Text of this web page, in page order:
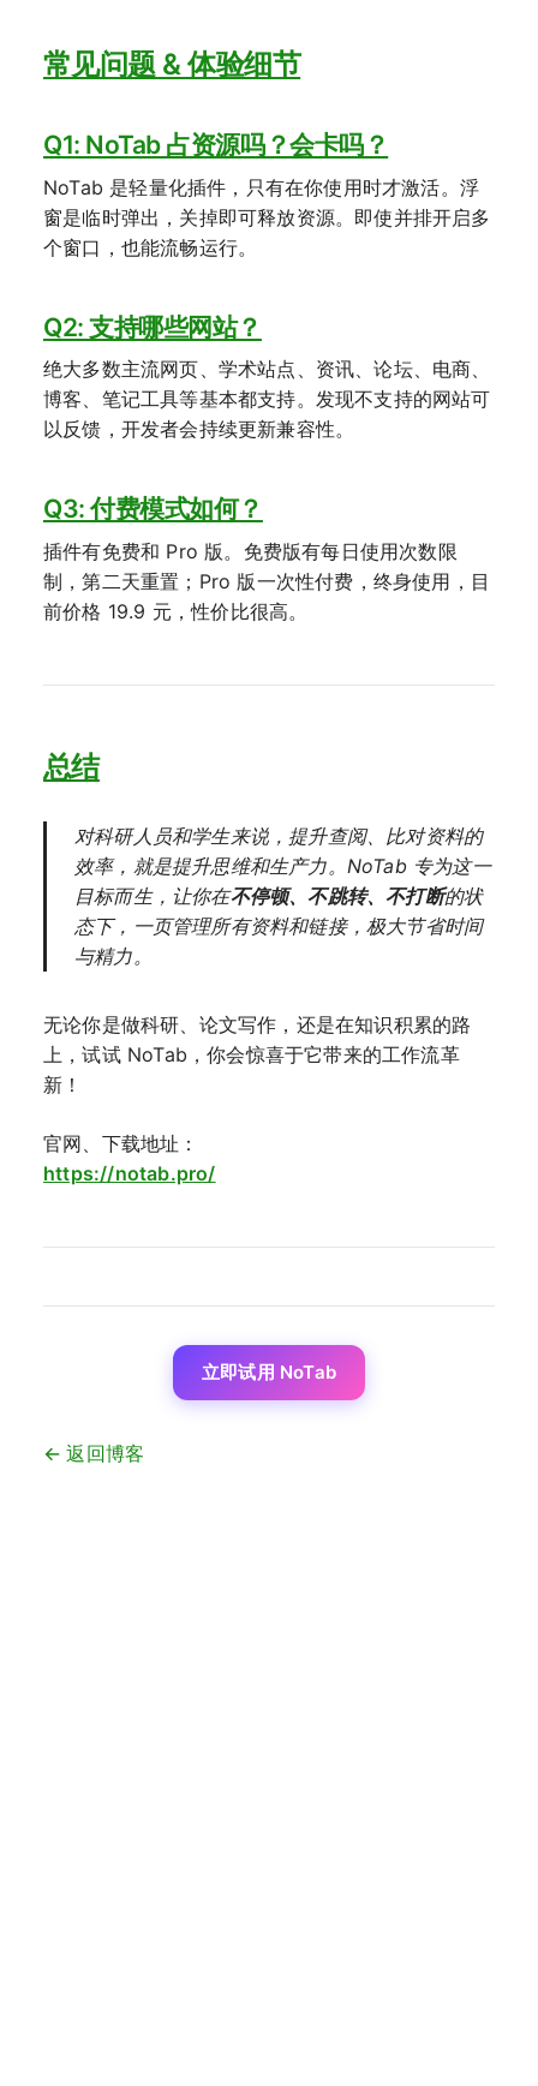
常见问题 & 体验细节
Q1: NoTab 占资源吗？会卡吗？
NoTab 是轻量化插件，只有在你使用时才激活。浮
窗是临时弹出，关掉即可释放资源。即使并排开启多
个窗口，也能流畅运行。
Q2: 支持哪些网站？
绝大多数主流网页、学术站点、资讯、论坛、电商、
博客、笔记工具等基本都支持。发现不支持的网站可
以反馈，开发者会持续更新兼容性。
Q3: 付费模式如何？
插件有免费和 Pro 版。免费版有每日使用次数限
制，第二天重置；Pro 版一次性付费，终身使用，目
前价格 19.9 元，性价比很高。
总结
对科研人员和学生来说，提升查阅、比对资料的
效率，就是提升思维和生产力。NoTab 专为这一
目标而生，让你在不停顿、不跳转、不打断的状
态下，一页管理所有资料和链接，极大节省时间
与精力。
无论你是做科研、论文写作，还是在知识积累的路
上，试试 NoTab，你会惊喜于它带来的工作流革
新！
官网、下载地址：
https://notab.pro/
立即试用 NoTab
← 返回博客